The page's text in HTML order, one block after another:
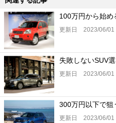
100万円から始め
更新日 2023/06/01
失敗しないSUV
更新日 2023/06/01
300万円以下で狙
更新日 2023/06/01